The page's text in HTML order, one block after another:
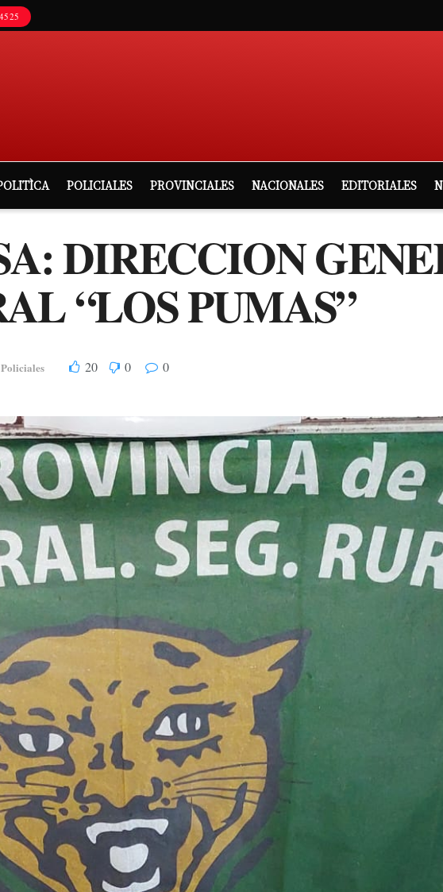
POLICIALES PROVINCIALES NACIONALES EDITORIALES
DIRECCION
“LOS PUMAS”
Policiales 20 0 0